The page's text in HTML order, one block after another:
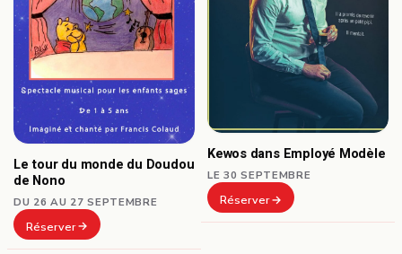
Le tour du monde du Doudou
de Nono
DU 26 AU 27 SEPTEMBRE
Réserver
Kewos dans Employé Modèle
LE 30 SEPTEMBRE
Réserver